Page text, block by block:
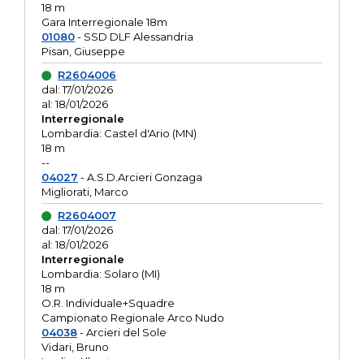
18 m
Gara Interregionale 18m
01080- SSD DLF Alessandria
Pisan, Giuseppe
R2604006
dal: 17/01/2026
al: 18/01/2026
Interregionale
Lombardia: Castel d'Ario (MN)
18 m
--
04027 - A.S.D.Arcieri Gonzaga
Migliorati, Marco
R2604007
dal: 17/01/2026
al: 18/01/2026
Interregionale
Lombardia: Solaro (MI)
18 m
O.R. Individuale+Squadre
Campionato Regionale Arco Nudo
04038- Arcieri del Sole
Vidari, Bruno